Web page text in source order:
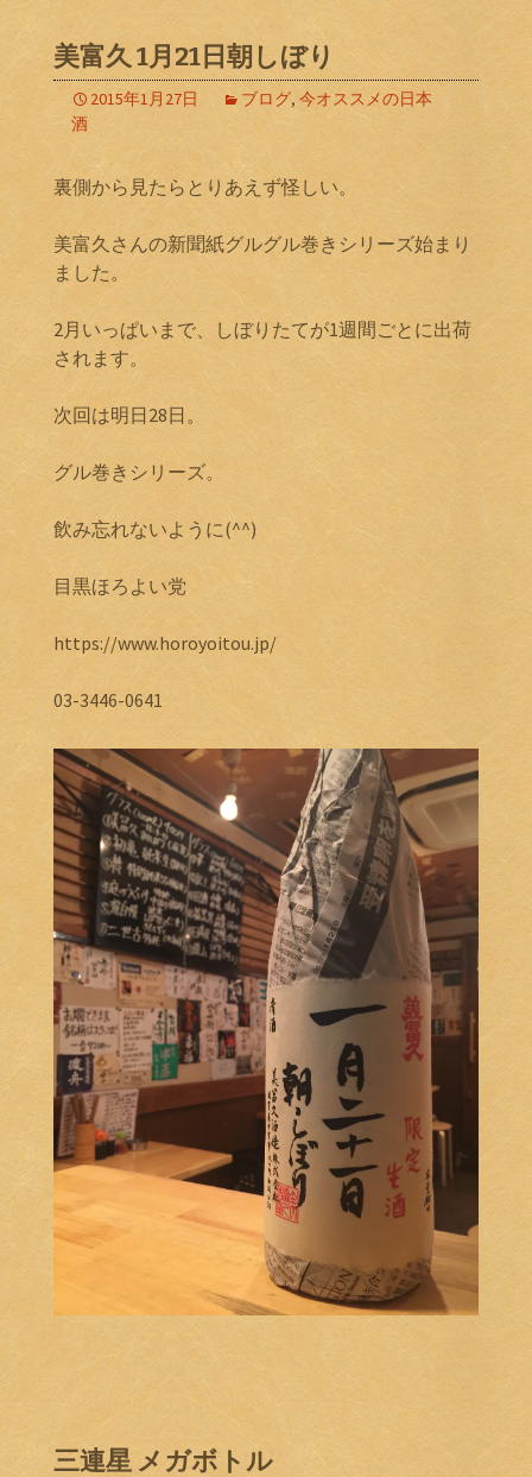
美富久 1月21日朝しぼり
2015年1月27日 ブログ, 今オススメの日本
酒
裏側から見たらとりあえず怪しい。
美富久さんの新聞紙グルグル巻きシリーズ始まり
ました。
2月いっぱいまで、しぼりたてが1週間ごとに出荷
されます。
次回は明日28日。
グル巻きシリーズ。
飲み忘れないように(^^)
目黒ほろよい党
https://www.horoyoitou.jp/
03-3446-0641
三連星 メガボトル